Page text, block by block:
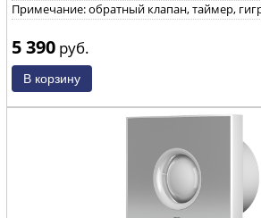
Примечание: обратный клапан, таймер,
5 390 руб.